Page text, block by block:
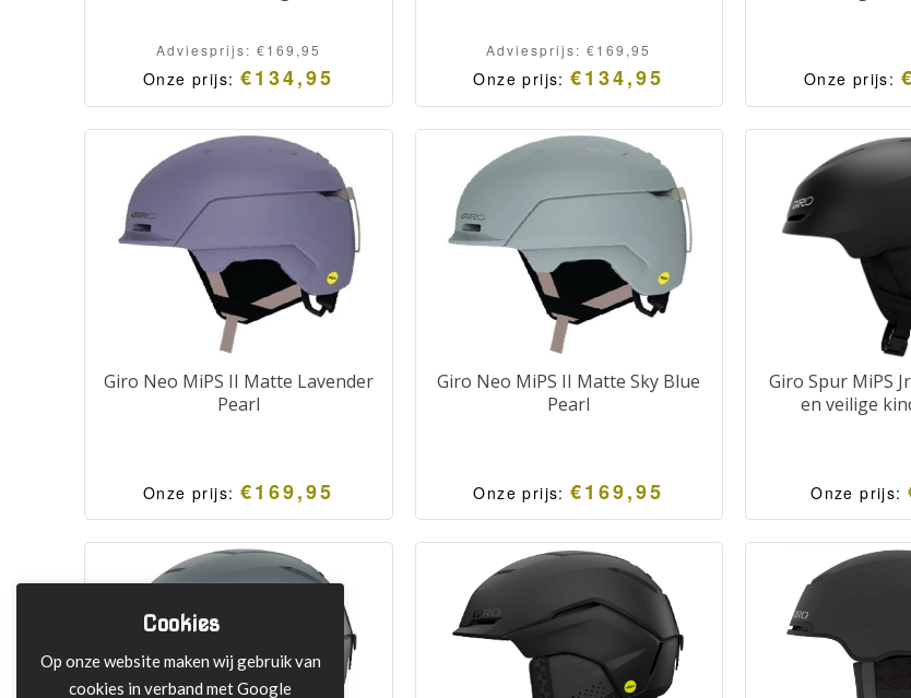
Adviesprijs: €169,95
Onze prijs: €134,95
Adviesprijs:€169,95
Onze prijs:€134,95 Onze prijs: €
Giro Neo MiPS II Matte Lavender
Pearl
Onze prijs: €169,95
Giro Neo MiPS II Matte Sky Blue
Pearl
Onze prijs:€169,95
Giro Spur MiPS
en veilige
Onze prijs:
Cookies
Op onze website maken wij gebruik van
cookies in verband met Google